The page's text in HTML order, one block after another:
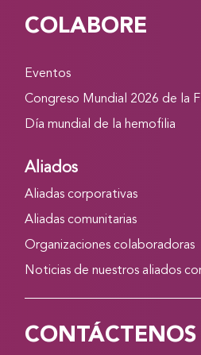
COLABORE
Eventos
Congreso Mundial 2026 de la
Día mundial de la hemofilia
Aliados
Aliadas corporativas
Aliadas comunitarias
Organizaciones colaboradoras
Noticias de nuestros aliados
CONTÁCTENOS